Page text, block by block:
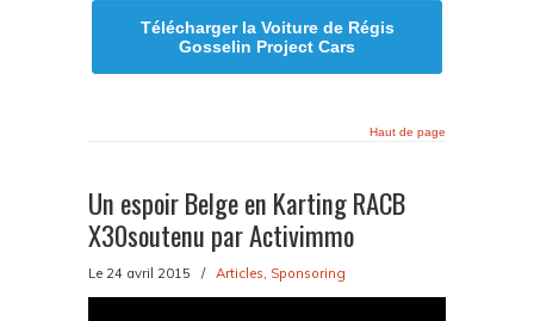
Télécharger la Voiture de Régis
Gosselin Project Cars
Haut de page
Un espoir Belge en Karting RACB
X30soutenu par Activimmo
Le 24 avril 2015 / Articles, Sponsoring